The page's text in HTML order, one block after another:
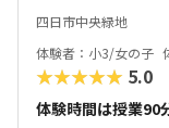
できました。入室し
教科書などもきちん
半額になりました。
四日市中央緑地
体験者：小3/女の子
★★★★★ 5.0
体験時間は授業90